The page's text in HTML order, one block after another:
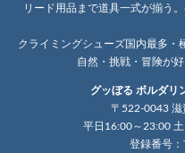
リード用品まで道具一式が揃う
クライミングシューズ国内最多・
自然・挑戦・冒険が
グッぼる ボルダリ
〒522-0043 滋
平日16:00～23:00
登録番号